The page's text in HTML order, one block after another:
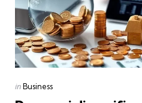
Categories
Posted
inBusiness